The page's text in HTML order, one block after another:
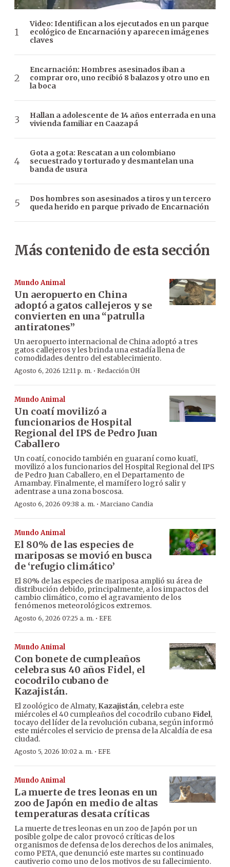
Video: Identifican a los ejecutados en un parque
ecológico de Encarnación y aparecen imágenes
claves
Encarnación: Hombres asesinados iban a
comprar oro, uno recibió 8 balazos y otro uno en
la boca
Hallan a adolescente de 14 años enterrada en una
vivienda familiar en Caazapá
Gota a gota: Rescatan a un colombiano
secuestrado y torturado y desmantelan una
banda de usura
Dos hombres son asesinados a tiros y un tercero
queda herido en parque privado de Encarnación
Más contenido de esta sección
Mundo Animal
Un aeropuerto en China
adoptó a gatos callejeros y se
convierten en una “patrulla
antiratones”
Un aeropuerto internacional de China adoptó a tres
gatos callejeros y les brinda una estadía llena de
comodidades dentro del establecimiento.
Agosto 6, 2026 12:11 p. m. · Redacción ÚH
Mundo Animal
Un coatí movilizó a
funcionarios de Hospital
Regional del IPS de Pedro Juan
Caballero
Un coatí, conocido también en guaraní como kuatĩ,
movilizó a los funcionarios del Hospital Regional del IPS
de Pedro Juan Caballero, en el Departamento de
Amambay. Finalmente, el mamífero logró salir y
adentrase a una zona boscosa.
Agosto 6, 2026 09:38 a. m. · Marciano Candia
Mundo Animal
El 80% de las especies de
mariposas se movió en busca
de ‘refugio climático’
El 80% de las especies de mariposa amplió su área de
distribución debido, principalmente, a los impactos del
cambio climático, como el agravamiento de los
fenómenos meteorológicos extremos.
Agosto 6, 2026 07:25 a. m. · EFE
Mundo Animal
Con bonete de cumpleaños
celebra sus 40 años Fidel, el
cocodrilo cubano de
Kazajistán.
El zoológico de Almaty, Kazajistán, celebra este
miércoles el 40 cumpleaños del cocodrilo cubano Fidel,
tocayo del líder de la revolución cubana, según informó
este miércoles el servicio de prensa de la Alcaldía de esa
ciudad.
Agosto 5, 2026 10:02 a. m. · EFE
Mundo Animal
La muerte de tres leonas en un
zoo de Japón en medio de altas
temperaturas desata críticas
La muerte de tres leonas en un zoo de Japón por un
posible golpe de calor provocó críticas de los
organismos de defensa de los derechos de los animales,
como PETA, que denunció este martes su continuado
cautiverio como uno de los motivos de su fallecimiento.